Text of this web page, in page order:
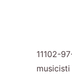
11102-